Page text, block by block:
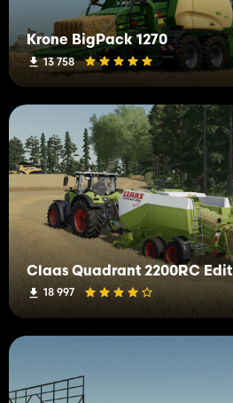
Krone BigPack 1270
13 758
Claas Quadrant 2200RC Edit
18 997